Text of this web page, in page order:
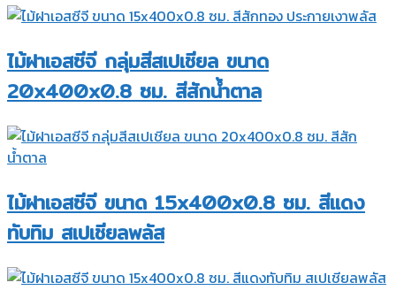
ไม้ฝาเอสซีจี กลุ่มสีสเปเชียล ขนาด
20x400x0.8 ซม. สีสักน้ำตาล
ไม้ฝาเอสซีจี ขนาด 15x400x0.8 ซม. สีแดง
ทับทิม สเปเชียลพลัส